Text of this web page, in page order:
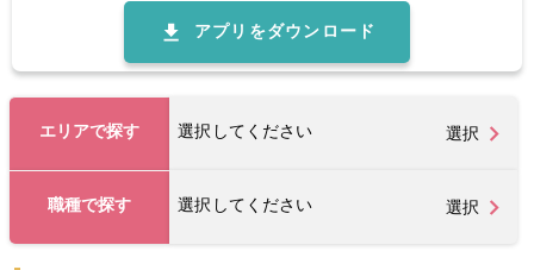
アプリをダウンロード
エリアで探す 選択してください 選択
職種で探す 選択してください 選択